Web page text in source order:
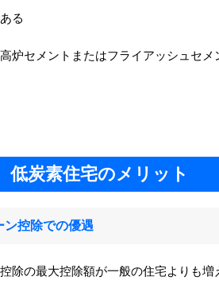
る
炉セメントまたはフライアッシュセメ
低炭素住宅のメリット
ン控除での優遇
除の最大控除額が一般の住宅よりも増